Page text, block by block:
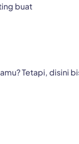
buat
Tetapi, disini